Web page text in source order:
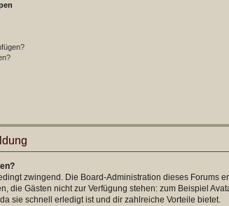
zwingend. Die Board-Administration dieses Forums
die Gästen nicht zur Verfügung stehen: zum Beispiel
sie schnell erledigt ist und dir zahlreiche Vorteile bietet.